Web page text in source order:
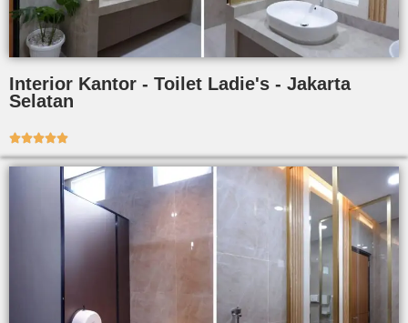
Interior Kantor - Toilet Ladie's - Jakarta
Selatan
